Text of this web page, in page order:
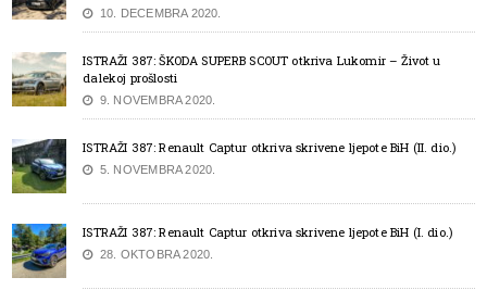
10. DECEMBRA 2020.
ISTRAŽI 387: ŠKODA SUPERB SCOUT otkriva Lukomir – Život u
dalekoj prošlosti
9. NOVEMBRA 2020.
ISTRAŽI 387: Renault Captur otkriva skrivene ljepote BiH (II. dio.)
5. NOVEMBRA 2020.
ISTRAŽI 387: Renault Captur otkriva skrivene ljepote BiH (I. dio.)
28. OKTOBRA 2020.